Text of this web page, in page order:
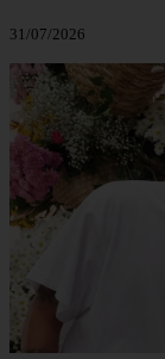
31/07/2026